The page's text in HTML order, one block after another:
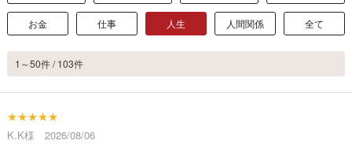
お金 仕事 人生 人間関係 全て
1～50件 / 103件
★★★★★
K.K様 2026/08/06